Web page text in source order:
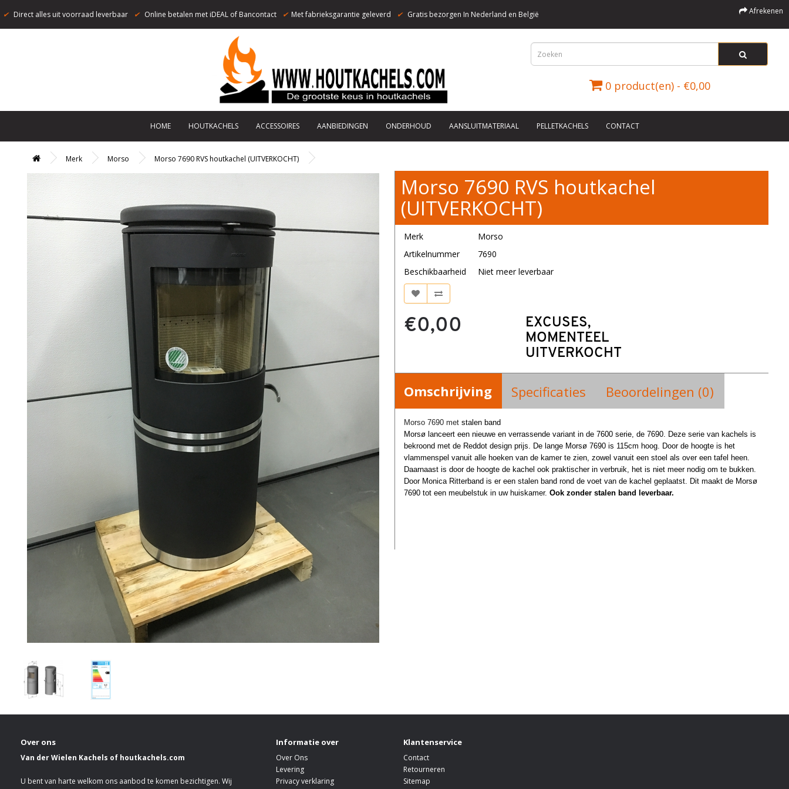
✔ Direct alles uit voorraad leverbaar ✔ Online betalen met iDEAL of Bancontact ✔ Met fabrieksgarantie geleverd ✔ Gratis bezorgen In Nederland en België Afrekenen
0 product(en) - €0,00
HOME HOUTKACHELS ACCESSOIRES AANBIEDINGEN ONDERHOUD AANSLUITMATERIAAL PELLETKACHELS CONTACT
Merk Morso Morso 7690 RVS houtkachel (UITVERKOCHT)
Morso 7690 RVS houtkachel
(UITVERKOCHT)
Merk
Morso
Artikelnummer
7690
Beschikbaarheid
Niet meer leverbaar
€0,00
EXCUSES,
MOMENTEEL
UITVERKOCHT
Omschrijving Specificaties Beoordelingen (0)
Morso 7690 met stalen band
Morsø lanceert een nieuwe en verrassende variant in de 7600 serie, de 7690. Deze serie van kachels is
bekroond met de Reddot design prijs. De lange Morsø 7690 is 115cm hoog. Door de hoogte is het
vlammenspel vanuit alle hoeken van de kamer te zien, zowel vanuit een stoel als over een tafel heen.
Daarnaast is door de hoogte de kachel ook praktischer in verbruik, het is niet meer nodig om te bukken.
Door Monica Ritterband is er een stalen band rond de voet van de kachel geplaatst. Dit maakt de Morsø
7690 tot een meubelstuk in uw huiskamer. Ook zonder stalen band leverbaar.
Over ons
Van der Wielen Kachels of houtkachels.com
U bent van harte welkom ons aanbod te komen bezichtigen. Wij
Informatie over
Over Ons
Levering
Privacy verklaring
Klantenservice
Contact
Retourneren
Sitemap